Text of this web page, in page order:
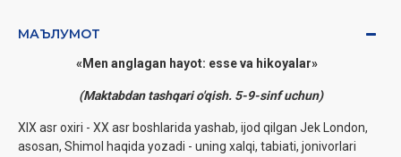
МАЪЛУМОТ
«Men anglagan hayot: esse va hikoyalar»
(Maktabdan tashqari o'qish. 5-9-sinf uchun)
XIX asr oxiri - XX asr boshlarida yashab, ijod qilgan Jek London,
‎asosan, Shimol haqida yozadi - uning xalqi, tabiati, jonivorlari